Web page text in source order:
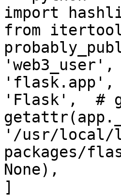
import
from
'web3_user',
'flask.app',
'Flask',  #
'/usr/local/
packages/
None),
]